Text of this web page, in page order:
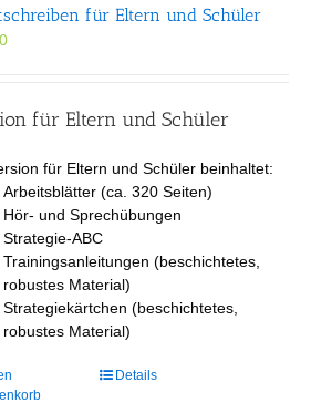
für Eltern und Schüler
für Eltern und Schüler
für Eltern und Schüler beinhaltet:
Arbeitsblätter (ca. 320 Seiten)
Hör- und Sprechübungen
Strategie-ABC
Trainingsanleitungen (beschichtetes,
robustes Material)
Strategiekärtchen (beschichtetes,
robustes Material)
Details